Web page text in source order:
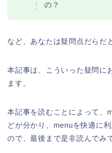
の？
など、あなたは疑問点だらだ
本記事は、こういった疑問に
ます。
本記事を読むことによって、
どが分かり、menuを快適に
ので、最後まで是非読んでみ